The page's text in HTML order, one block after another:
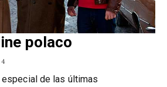
polaco
especial de las últimas